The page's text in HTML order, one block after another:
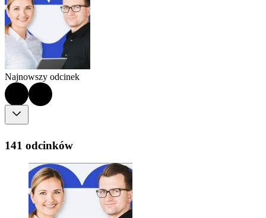
Najnowszy odcinek
141 odcinków